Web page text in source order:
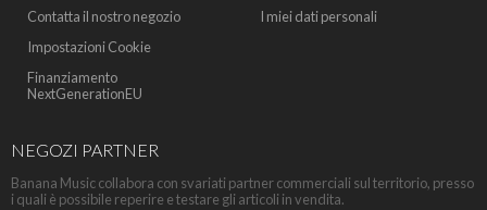
Contatta il nostro negozio
Impostazioni Cookie
Finanziamento
NextGenerationEU
I miei dati personali
NEGOZI PARTNER
Banana Music collabora con svariati partner commerciali sul territorio, presso
i quali è possibile reperire e testare gli articoli in vendita.